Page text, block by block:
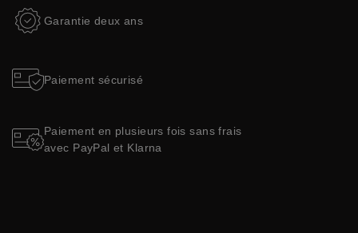
Garantie deux ans
Paiement sécurisé
Paiement en plusieurs fois sans frais
avec PayPal et Klarna